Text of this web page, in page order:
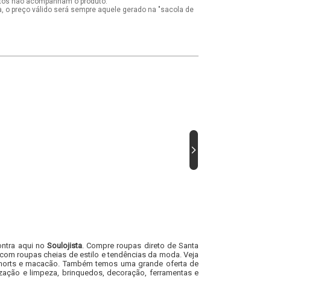
o preço válido será sempre aquele gerado na "sacola de
aqui no Soulojista. Compre roupas direto de Santa
roupas cheias de estilo e tendências da moda. Veja
e macacão. Também temos uma grande oferta de
e limpeza, brinquedos, decoração, ferramentas e